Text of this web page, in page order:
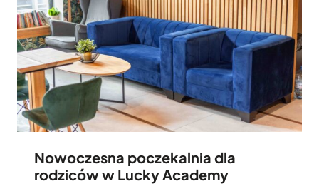
Nowoczesna poczekalnia dla
rodziców w Lucky Academy